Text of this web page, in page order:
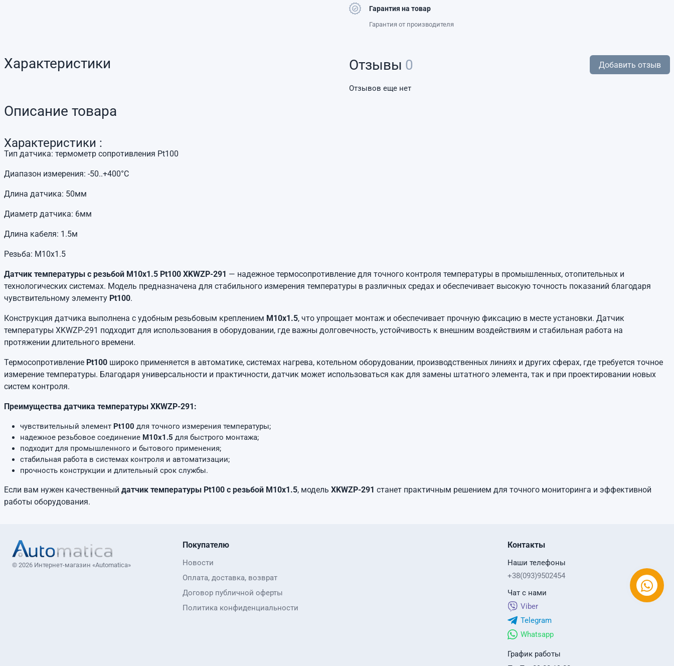
Гарантия на товар
Гарантия от производителя
Характеристики Отзывы 0 Добавить отзыв
Отзывов еще нет
Описание товара
Характеристики :
Тип датчика: термометр сопротивления Pt100
Диапазон измерения: -50..+400°C
Длина датчика: 50мм
Диаметр датчика: 6мм
Длина кабеля: 1.5м
Резьба: М10х1.5
Датчик температуры с резьбой М10х1.5 Pt100 XKWZP-291 — надежное термосопротивление для точного контроля температуры в промышленных, отопительных и
технологических системах. Модель предназначена для стабильного измерения температуры в различных средах и обеспечивает высокую точность показаний благодаря
чувствительному элементу Pt100.
Конструкция датчика выполнена с удобным резьбовым креплением М10х1.5, что упрощает монтаж и обеспечивает прочную фиксацию в месте установки. Датчик
температуры XKWZP-291 подходит для использования в оборудовании, где важны долговечность, устойчивость к внешним воздействиям и стабильная работа на
протяжении длительного времени.
Термосопротивление Pt100 широко применяется в автоматике, системах нагрева, котельном оборудовании, производственных линиях и других сферах, где требуется точное
измерение температуры. Благодаря универсальности и практичности, датчик может использоваться как для замены штатного элемента, так и при проектировании новых
систем контроля.
Преимущества датчика температуры XKWZP-291:
чувствительный элемент Pt100 для точного измерения температуры;
надежное резьбовое соединение М10х1.5 для быстрого монтажа;
подходит для промышленного и бытового применения;
стабильная работа в системах контроля и автоматизации;
прочность конструкции и длительный срок службы.
Если вам нужен качественный датчик температуры Pt100 с резьбой М10х1.5, модель XKWZP-291 станет практичным решением для точного мониторинга и эффективной
работы оборудования.
Покупателю
Новости
Оплата, доставка, возврат
Договор публичной оферты
Политика конфиденциальности
Контакты
Наши телефоны
+38(093)9502454
Чат с нами
Viber
Telegram
Whatsapp
График работы
© 2026 Интернет-магазин «Automatica»